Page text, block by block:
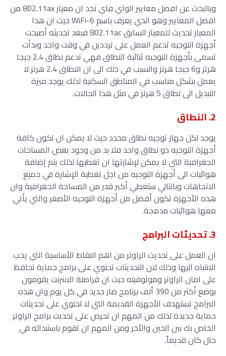
وبالبحث عن افضل معايير الواي فاي نجد ان معيار 802.11ax من
افضل المعايير وهو الذي يعرف باسم WiFi-6 حيث ان هذا
المعيار تحديث للمعيار السابق 802.11ac فبعد تحديثه أصبحت
أجهزة التوجيه تدعم العمل على ترددين في وقت واحد وبدأت
تسمى بأجهزة التوجيه ثنائية النطاق فهي تدعم نطاق 2.4 جيجا
هرتز و6 جيجا هرتز والسبب في ذلك الى ان النطاق 2.4 هرتز لا
يعمل بشكل مناسب في المناطق السكنية لذلك يوجد ميزة
التبديل الى نطاق 5 هرتز في مثل هذا الحالات.
2. النطاق
يوجد لكل جهاز توجيه نطاق محدد حيث لا يمكن ان تكون كافة
أجهزة التوجيه ذو نطاق واحد فلا بد من وجود بعض المساحات
الجغرافية التي لا يمكن لإشارتها ان تغطيها لذلك يتم إضافة
هوائيات الى أجهزة التوجيه من اجل تغطية الإشارة في جميع
الاتجاهات وبالتالي ستغطي أكبر قدر من المساحة الجغرافية وان
هذه الأجهزة تكون أفضل من أجهزة التوجيه الأصغر والتي يأتي
معها هوائيات مدمجة.
3. تحديثات البرامج
ان العمل على تحديث الراوتر من اهم النقاط الأساسية التي يجب
الانتباه اليها وذلك لان التحديثات تحتوي على برامج حماية تحافظ
على امان الراوتر وموثوقيته حيث ان قراصنة الانترنت يقومون
بوضع أكثر من 390 ألف برنامج ضار جديد في كل يوم وان هذه
البرامج تستهدف الأجهزة القديمة التي لا تحتوي على تحديثات
حماية جديدة لذلك من المهم ان تحرص على تحديث برامج الراوتر
الخاص بك بين الحين والأخر ومن المهم ان تقوم باستبداله في
حال كان قديماً.